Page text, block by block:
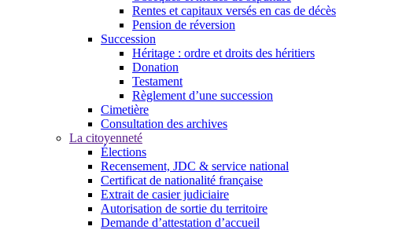
Rentes et capitaux versés en cas de décès
Pension de réversion
Succession
Héritage : ordre et droits des héritiers
Donation
Testament
Règlement d’une succession
Cimetière
Consultation des archives
La citoyenneté
Élections
Recensement, JDC & service national
Certificat de nationalité française
Extrait de casier judiciaire
Autorisation de sortie du territoire
Demande d’attestation d’accueil